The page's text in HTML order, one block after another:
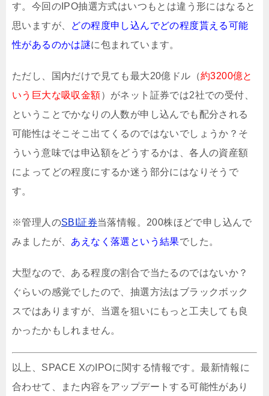
す。今回のIPO抽選方式はいつもとは違う形にはなると
思いますが、 どの程度申し込んでどの程度貰える可能
性があるのかは謎に包まれています。
ただし、国内だけで見ても最大20億ドル（約3200億と
いう巨大な吸収金額）がネット証券では2社での受付、
ということでかなりの人数が申し込んでも配分される
可能性はそこそこ出てくるのではないでしょうか？そ
ういう意味では申込額をどうするかは、各人の資産額
によってどの程度にするか迷う部分にはなりそうで
す。
※管理人のSBI証券当落情報。200株ほどで申し込んで
みましたが、 あえなく落選という結果でした。
大型なので、ある程度の割合で当たるのではないか？
ぐらいの感覚でしたので、抽選方法はブラックボック
スではありますが、当選を狙いにもっと工夫しても良
かったかもしれません。
以上、SPACE XのIPOに関する情報です。最新情報に
合わせて、また内容をアップデートする可能性があり